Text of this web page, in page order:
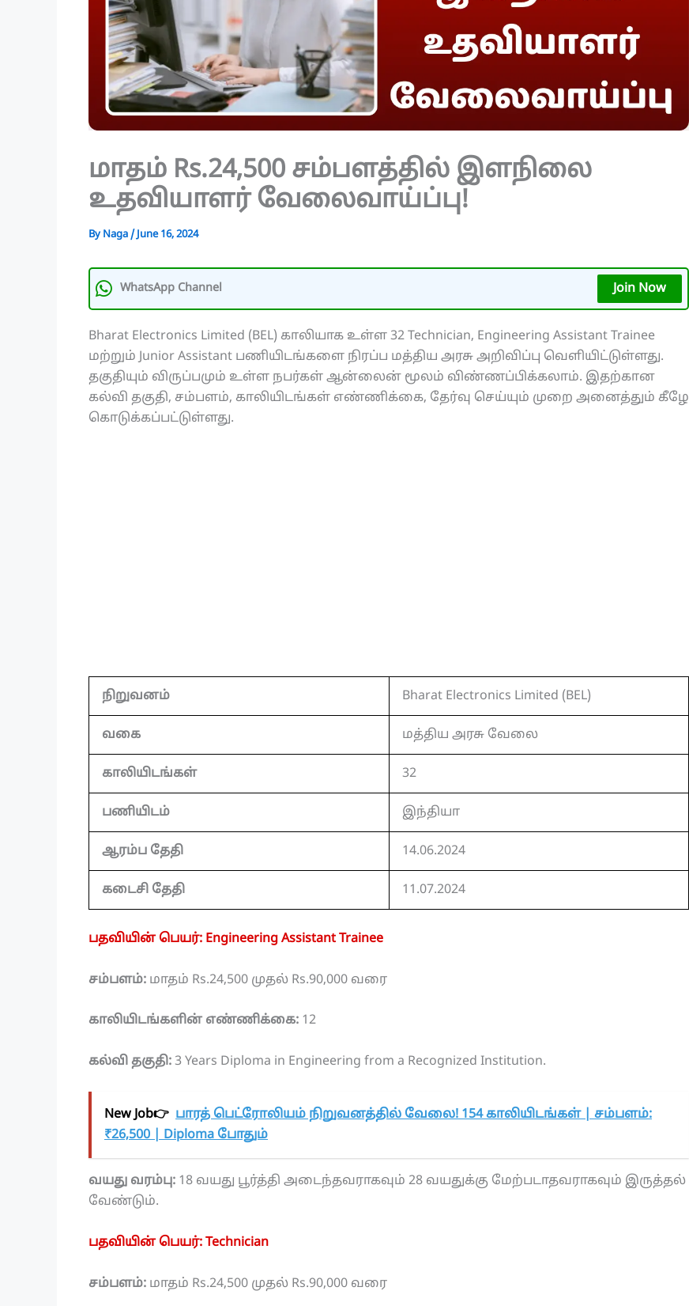
மாதம் Rs.24,500 சம்பளத்தில் இளநிலை
உதவியாளர் வேலைவாய்ப்பு!
By Naga/June 16, 2024
WhatsApp Channel Join Now
Bharat Electronics Limited (BEL) காலியாக உள்ள 32 Technician, Engineering Assistant Trainee
மற்றும் Junior Assistant பணியிடங்களை நிரப்ப மத்திய அரசு அறிவிப்பு வெளியிட்டுள்ளது.
தகுதியும் விருப்பமும் உள்ள நபர்கள் ஆன்லைன் மூலம் விண்ணப்பிக்கலாம். இதற்கான
கல்வி தகுதி, சம்பளம், காலியிடங்கள் எண்ணிக்கை, தேர்வு செய்யும் முறை அனைத்தும் கீழே
கொடுக்கப்பட்டுள்ளது.
நிறுவனம் Bharat Electronics Limited (BEL)
வகை மத்திய அரசு வேலை
காலியிடங்கள் 32
பணியிடம் இந்தியா
ஆரம்ப தேதி 14.06.2024
கடைசி தேதி 11.07.2024
பதவியின் பெயர்: Engineering Assistant Trainee
சம்பளம்: மாதம் Rs.24,500 முதல் Rs.90,000 வரை
காலியிடங்களின் எண்ணிக்கை: 12
கல்வி தகுதி: 3 Years Diploma in Engineering from a Recognized Institution.
New Job👉 பாரத் பெட்ரோலியம் நிறுவனத்தில் வேலை! 154 காலியிடங்கள் | சம்பளம்:
₹26,500 | Diploma போதும்
வயது வரம்பு: 18 வயது பூர்த்தி அடைந்தவராகவும் 28 வயதுக்கு மேற்படாதவராகவும் இருத்தல்
வேண்டும்.
பதவியின் பெயர்: Technician
சம்பளம்: மாதம் Rs.24,500 முதல் Rs.90,000 வரை